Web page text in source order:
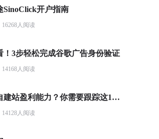
SinoClick开户指南
16268人阅读
！3步轻松完成谷歌广告身份验证
14168人阅读
想提高自建站盈利能力？你需要跟踪这10个基本电商指标
14128人阅读